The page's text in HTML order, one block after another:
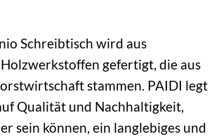
Schreibtisch wird aus
gefertigt, die aus
stammen. PAIDI legt
Qualität und Nachhaltigkeit,
sein können, ein langlebiges und